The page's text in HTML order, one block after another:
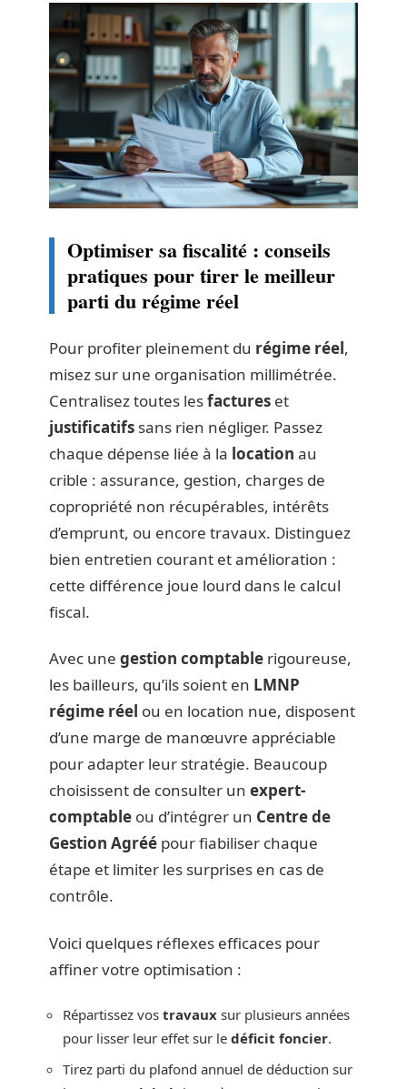
Optimiser sa fiscalité : conseils
pratiques pour tirer le meilleur
parti du régime réel
Pour profiter pleinement du régime réel,
misez sur une organisation millimétrée.
Centralisez toutes lesfactures et
justificatifs sans rien négliger. Passez
chaque dépense liée à la location au
crible : assurance, gestion, charges de
copropriété non récupérables, intérêts
d’emprunt, ou encore travaux. Distinguez
bien entretien courant et amélioration :
cette différence joue lourd dans le calcul
fiscal.
Avec une gestion comptable rigoureuse,
les bailleurs, qu’ils soient en LMNP
régime réel ou en location nue, disposent
d’une marge de manœuvre appréciable
pour adapter leur stratégie. Beaucoup
choisissent de consulter un expert-
comptable ou d’intégrer un Centre de
Gestion Agréé pour fiabiliser chaque
étape et limiter les surprises en cas de
contrôle.
Voici quelques réflexes efficaces pour
affiner votre optimisation :
Répartissez vos travaux sur plusieurs années
pour lisser leur effet sur le déficit foncier.
Tirez parti du plafond annuel de déduction sur